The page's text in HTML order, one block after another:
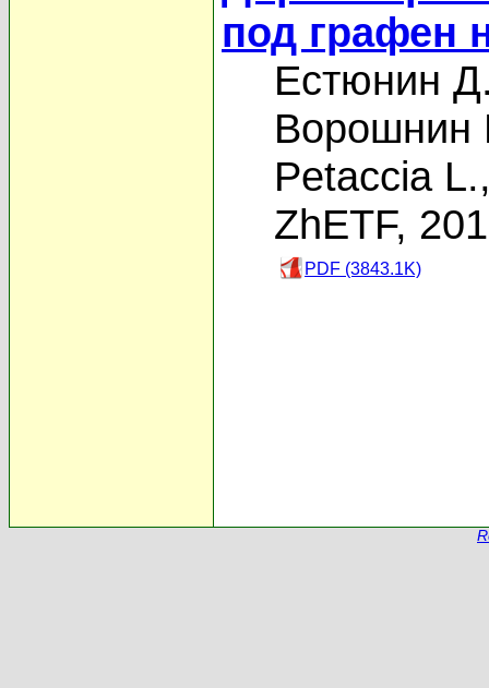
под графен
Естюнин
Petaccia L.
ZhETF,
PDF (3843.1K)